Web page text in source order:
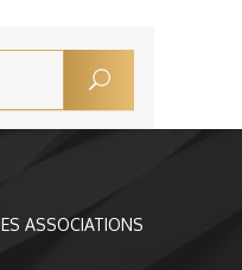
ASSOCIATIONS